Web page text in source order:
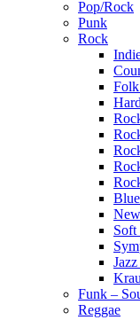
Pop/Rock
Punk
Rock
Soft
Funk –
Reggae